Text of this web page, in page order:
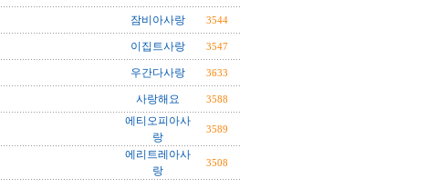
잠비아사랑 3544
이집트사랑 3547
우간다사랑 3633
사랑해요 3588
에티오피아사
랑
3589
에리트레아사
랑
3508